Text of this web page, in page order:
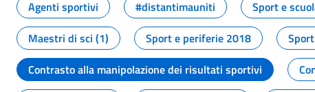
Agenti sportivi
#distantimauniti Sport e
Maestri di sci (1)
Sport e periferie 2018
Contrasto alla manipolazione dei risultati sportivi